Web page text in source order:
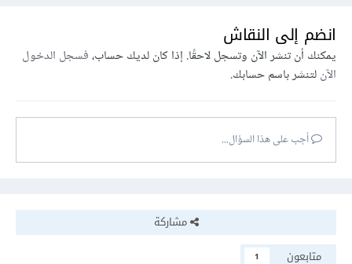
انضم إلى النقاش
يمكنك أن تنشر الآن وتسجل لاحقًا. إذا كان لديك حساب،فسجل الدخول
الآنلتنشر باسم حسابك.
أجب على هذا السؤال...
مشاركة
متابعون
1